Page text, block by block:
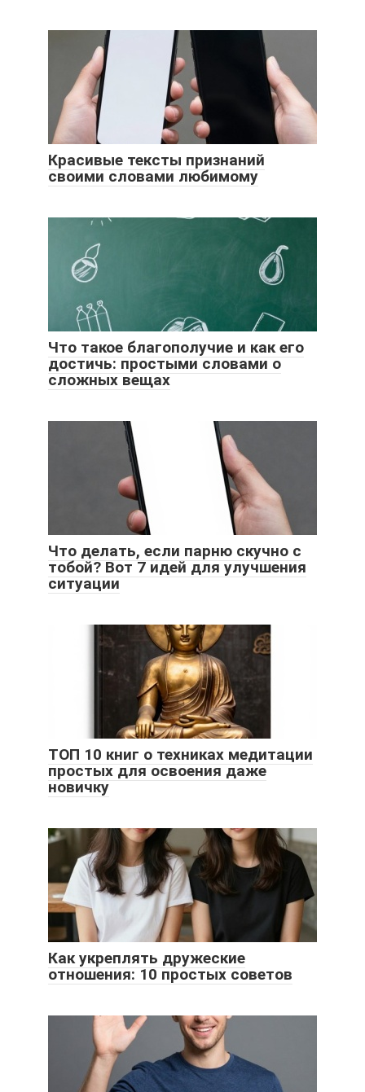
Красивые тексты признаний
своими словами любимому
Что такое благополучие и как его
достичь: простыми словами о
сложных вещах
Что делать, если парню скучно с
тобой? Вот 7 идей для улучшения
ситуации
ТОП 10 книг о техниках медитации
простых для освоения даже
новичку
Как укреплять дружеские
отношения: 10 простых советов